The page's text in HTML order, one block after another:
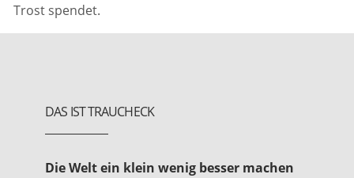
Trost spendet.
DAS IST TRAUCHECK
Die Welt ein klein wenig besser machen